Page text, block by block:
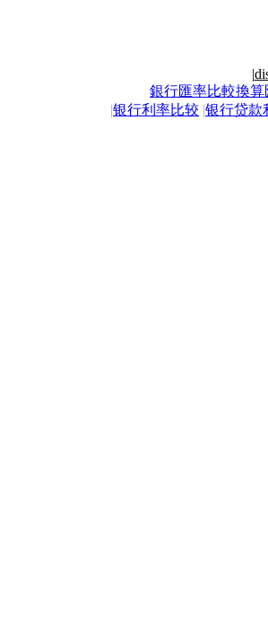
|
銀行匯率比較換算
|银行利率比较 |银行贷款